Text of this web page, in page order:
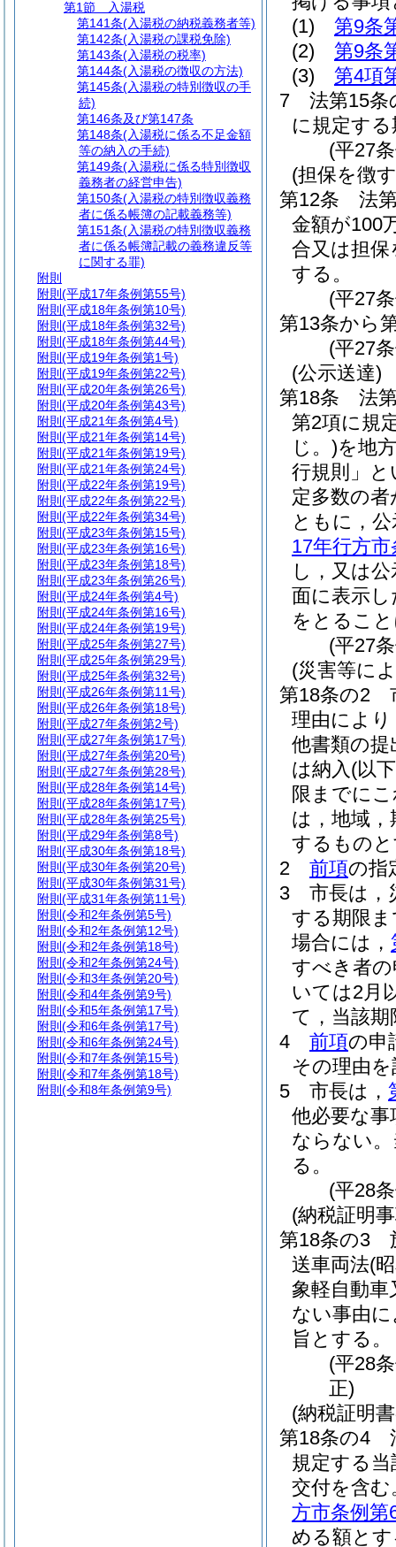
(1)
第9条
(2)
第9条
(3)
第4項
7
法第15条
に規定す
(平27
(担保を徴
第12条
法
金額が100
合又は担
する。
(平27
第13条から
(平27
(公示送達)
第18条
法
第2項に規
じ。)を地
行規則」と
定多数の
ともに，
17年行方
し，又は
面に表示
をとるこ
(平27
(災害等に
第18条の2
理由によ
他書類の提
は納入(以
限までに
は，地域
するもの
2
前項の指
3
市長は，
する期限
場合には，
すべき者
いては2月
て，当該
4
前項の申
その理由
5
市長は，
他必要な
ならない。
る。
(平28
(納税証明
第18条の3
送車両法(
象軽自動
ない事由
旨とする。
(平28
正)
(納税証明
第18条の4
規定する
交付を含む
方市条例第
める額と
第1節
入湯税
第141条(入湯税の納税義務者等)
第142条(入湯税の課税免除)
第143条(入湯税の税率)
第144条(入湯税の徴収の方法)
第145条(入湯税の特別徴収の手
続)
第146条及び第147条
第148条(入湯税に係る不足金額
等の納入の手続)
第149条(入湯税に係る特別徴収
義務者の経営申告)
第150条(入湯税の特別徴収義務
者に係る帳簿の記載義務等)
第151条(入湯税の特別徴収義務
者に係る帳簿記載の義務違反等
に関する罪)
附則
附則 (平成17年条例第55号)
附則 (平成18年条例第10号)
附則 (平成18年条例第32号)
附則 (平成18年条例第44号)
附則 (平成19年条例第1号)
附則 (平成19年条例第22号)
附則 (平成20年条例第26号)
附則 (平成20年条例第43号)
附則 (平成21年条例第4号)
附則 (平成21年条例第14号)
附則 (平成21年条例第19号)
附則 (平成21年条例第24号)
附則 (平成22年条例第19号)
附則 (平成22年条例第22号)
附則 (平成22年条例第34号)
附則 (平成23年条例第15号)
附則 (平成23年条例第16号)
附則 (平成23年条例第18号)
附則 (平成23年条例第26号)
附則 (平成24年条例第4号)
附則 (平成24年条例第16号)
附則 (平成24年条例第19号)
附則 (平成25年条例第27号)
附則 (平成25年条例第29号)
附則 (平成25年条例第32号)
附則 (平成26年条例第11号)
附則 (平成26年条例第18号)
附則 (平成27年条例第2号)
附則 (平成27年条例第17号)
附則 (平成27年条例第20号)
附則 (平成27年条例第28号)
附則 (平成28年条例第14号)
附則 (平成28年条例第17号)
附則 (平成28年条例第25号)
附則 (平成29年条例第8号)
附則 (平成30年条例第18号)
附則 (平成30年条例第20号)
附則 (平成30年条例第31号)
附則 (平成31年条例第11号)
附則 (令和2年条例第5号)
附則 (令和2年条例第12号)
附則 (令和2年条例第18号)
附則 (令和2年条例第24号)
附則 (令和3年条例第20号)
附則 (令和4年条例第9号)
附則 (令和5年条例第17号)
附則 (令和6年条例第17号)
附則 (令和6年条例第24号)
附則 (令和7年条例第15号)
附則 (令和7年条例第18号)
附則 (令和8年条例第9号)